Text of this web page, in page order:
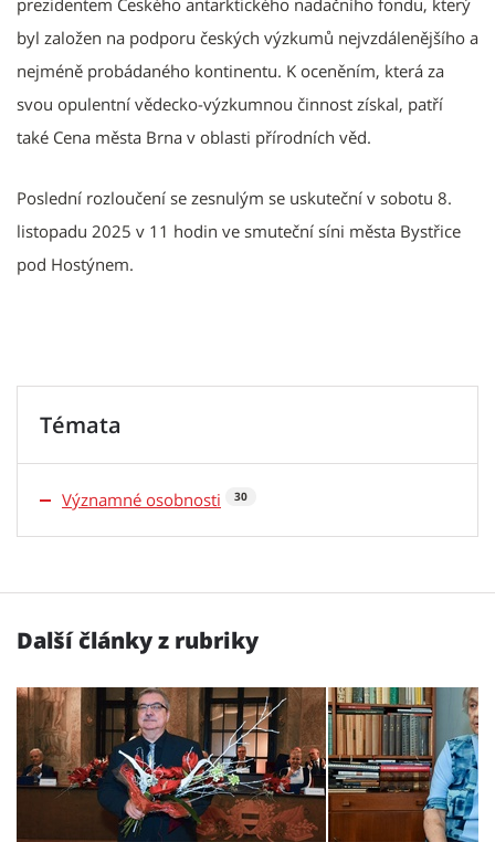
prezidentem Českého antarktického nadačního fondu, který
byl založen na podporu českých výzkumů nejvzdálenějšího a
nejméně probádaného kontinentu. K oceněním, která za
svou opulentní vědecko-výzkumnou činnost získal, patří
také Cena města Brna v oblasti přírodních věd.
Poslední rozloučení se zesnulým se uskuteční v sobotu 8.
listopadu 2025 v 11 hodin ve smuteční síni města Bystřice
pod Hostýnem.
Témata
Významné osobnosti 30
Další články z rubriky